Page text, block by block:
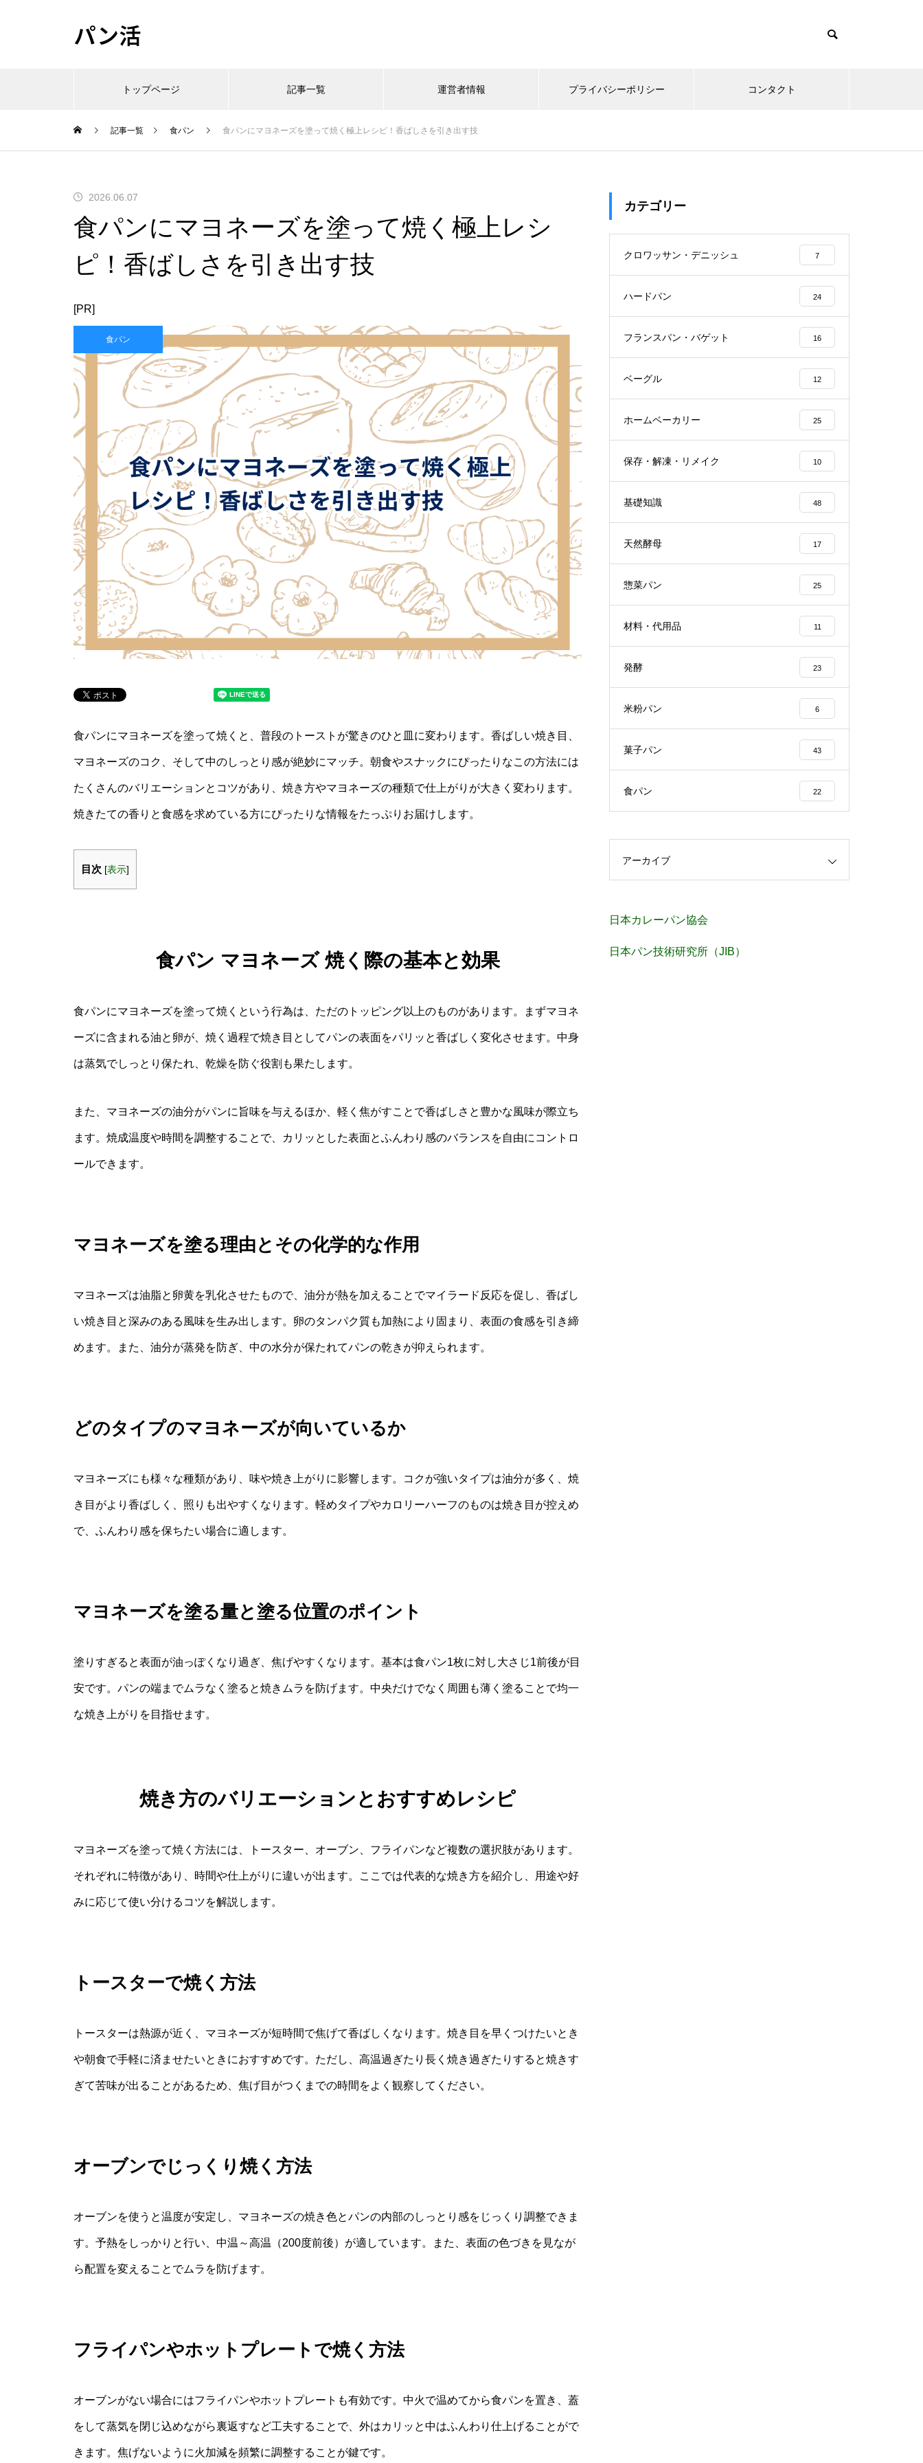
パン活
トップページ 記事一覧 運営者情報 プライバシーポリシー コンタクト
記事一覧 食パン 食パンにマヨネーズを塗って焼く極上レシピ！香ばしさを引き出す技
2026.06.07
食パンにマヨネーズを塗って焼く極上レシ
ピ！香ばしさを引き出す技
[PR]
食パン
食パンにマヨネーズを塗って焼くと、普段のトーストが驚きのひと皿に変わります。香ばしい焼き目、
マヨネーズのコク、そして中のしっとり感が絶妙にマッチ。朝食やスナックにぴったりなこの方法には
たくさんのバリエーションとコツがあり、焼き方やマヨネーズの種類で仕上がりが大きく変わります。
焼きたての香りと食感を求めている方にぴったりな情報をたっぷりお届けします。
目次 [表示]
食パン マヨネーズ 焼く際の基本と効果
食パンにマヨネーズを塗って焼くという行為は、ただのトッピング以上のものがあります。まずマヨネ
ーズに含まれる油と卵が、焼く過程で焼き目としてパンの表面をパリッと香ばしく変化させます。中身
は蒸気でしっとり保たれ、乾燥を防ぐ役割も果たします。
また、マヨネーズの油分がパンに旨味を与えるほか、軽く焦がすことで香ばしさと豊かな風味が際立ち
ます。焼成温度や時間を調整することで、カリッとした表面とふんわり感のバランスを自由にコントロ
ールできます。
マヨネーズを塗る理由とその化学的な作用
マヨネーズは油脂と卵黄を乳化させたもので、油分が熱を加えることでマイラード反応を促し、香ばし
い焼き目と深みのある風味を生み出します。卵のタンパク質も加熱により固まり、表面の食感を引き締
めます。また、油分が蒸発を防ぎ、中の水分が保たれてパンの乾きが抑えられます。
どのタイプのマヨネーズが向いているか
マヨネーズにも様々な種類があり、味や焼き上がりに影響します。コクが強いタイプは油分が多く、焼
き目がより香ばしく、照りも出やすくなります。軽めタイプやカロリーハーフのものは焼き目が控えめ
で、ふんわり感を保ちたい場合に適します。
マヨネーズを塗る量と塗る位置のポイント
塗りすぎると表面が油っぽくなり過ぎ、焦げやすくなります。基本は食パン1枚に対し大さじ1前後が目
安です。パンの端までムラなく塗ると焼きムラを防げます。中央だけでなく周囲も薄く塗ることで均一
な焼き上がりを目指せます。
焼き方のバリエーションとおすすめレシピ
マヨネーズを塗って焼く方法には、トースター、オーブン、フライパンなど複数の選択肢があります。
それぞれに特徴があり、時間や仕上がりに違いが出ます。ここでは代表的な焼き方を紹介し、用途や好
みに応じて使い分けるコツを解説します。
トースターで焼く方法
トースターは熱源が近く、マヨネーズが短時間で焦げて香ばしくなります。焼き目を早くつけたいとき
や朝食で手軽に済ませたいときにおすすめです。ただし、高温過ぎたり長く焼き過ぎたりすると焼きす
ぎて苦味が出ることがあるため、焦げ目がつくまでの時間をよく観察してください。
オーブンでじっくり焼く方法
オーブンを使うと温度が安定し、マヨネーズの焼き色とパンの内部のしっとり感をじっくり調整できま
す。予熱をしっかりと行い、中温～高温（200度前後）が適しています。また、表面の色づきを見なが
ら配置を変えることでムラを防げます。
フライパンやホットプレートで焼く方法
オーブンがない場合にはフライパンやホットプレートも有効です。中火で温めてから食パンを置き、蓋
をして蒸気を閉じ込めながら裏返すなど工夫することで、外はカリッと中はふんわり仕上げることがで
きます。焦げないように火加減を頻繁に調整することが鍵です。
カテゴリー
クロワッサン・デニッシュ 7
ハードパン 24
フランスパン・バゲット 16
ベーグル 12
ホームベーカリー 25
保存・解凍・リメイク 10
基礎知識 48
天然酵母 17
惣菜パン 25
材料・代用品 11
発酵 23
米粉パン 6
菓子パン 43
食パン 22
アーカイブ
日本カレーパン協会
日本パン技術研究所（JIB）